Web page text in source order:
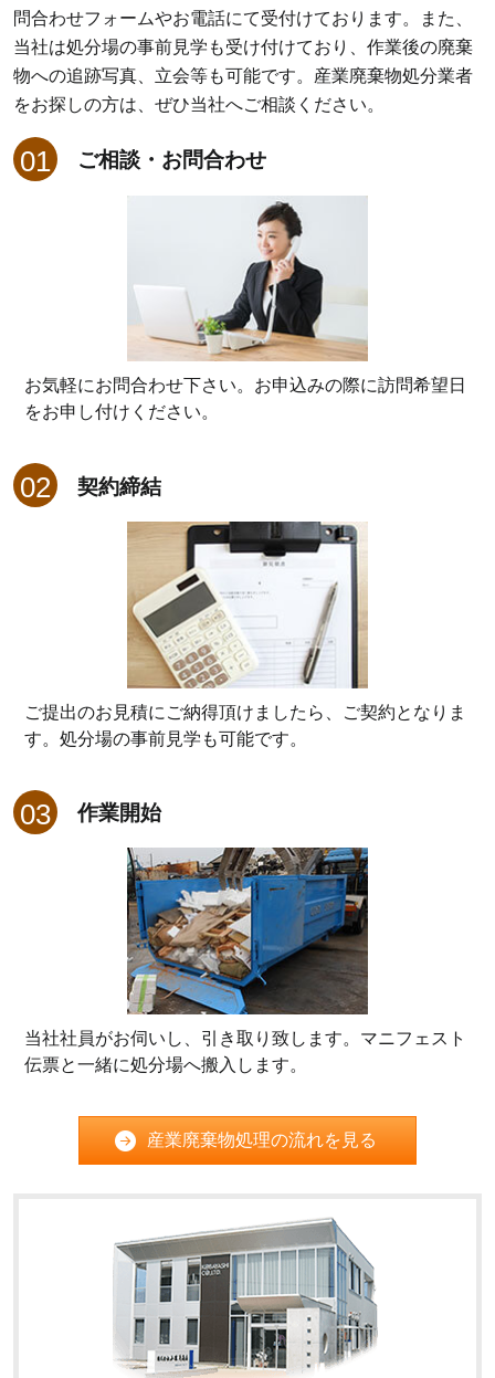
問合わせフォームやお電話にて受付けております。また、
当社は処分場の事前見学も受け付けており、作業後の廃棄
物への追跡写真、立会等も可能です。産業廃棄物処分業者
をお探しの方は、ぜひ当社へご相談ください。
ご相談・お問合わせ
お気軽にお問合わせ下さい。お申込みの際に訪問希望日
をお申し付けください。
契約締結
ご提出のお見積にご納得頂けましたら、ご契約となりま
す。処分場の事前見学も可能です。
作業開始
当社社員がお伺いし、引き取り致します。マニフェスト
伝票と一緒に処分場へ搬入します。
産業廃棄物処理の流れを見る